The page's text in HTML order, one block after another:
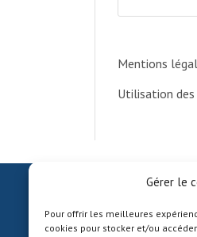
Gérer le
Pour offrir les meilleures
cookies pour stocker et/ou
Mentions
Utilisation des